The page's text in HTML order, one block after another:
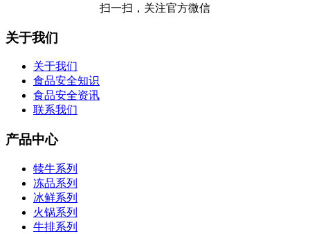
扫一扫，关注官方微信
关于我们
关于我们
食品安全知识
食品安全资讯
联系我们
产品中心
犊牛系列
冻品系列
冰鲜系列
火锅系列
牛排系列